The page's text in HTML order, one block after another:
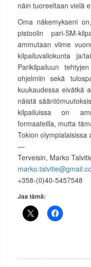
näin tuoreeltaan vielä
Oma näkemykseni
pistoolin pari-SM-
ammutaan viime
kilpailuvaliokunta ja/
Parikilpailuun
ohjelmiin sekä
kuukaudessa eivätkä
näistä
kilpailuissa on
formaateilla, mutta
Tokion olympialaisissa
—
Terveisin, Marko
+358-(0)40-5457548
Jaa tämä: